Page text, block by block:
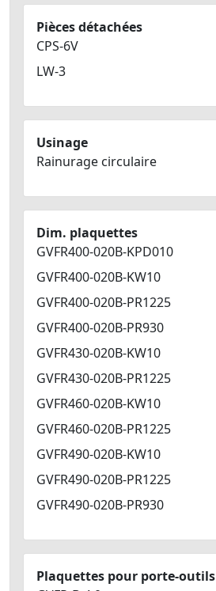
Pièces détachées
CPS-6V
LW-3
Usinage
Rainurage circulaire
Dim. plaquettes
GVFR400-020B-KPD010
GVFR400-020B-KW10
GVFR400-020B-PR1225
GVFR400-020B-PR930
GVFR430-020B-KW10
GVFR430-020B-PR1225
GVFR460-020B-KW10
GVFR460-020B-PR1225
GVFR490-020B-KW10
GVFR490-020B-PR1225
GVFR490-020B-PR930
Plaquettes pour porte-outils